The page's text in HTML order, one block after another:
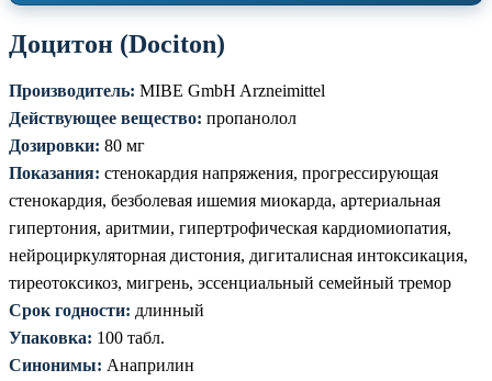
Доцитон (Dociton)
Производитель: MIBE GmbH Arzneimittel
Действующее вещество: пропанолол
Дозировки: 80 мг
Показания: стенокардия напряжения, прогрессирующая
стенокардия, безболевая ишемия миокарда, артериальная
гипертония, аритмии, гипертрофическая кардиомиопатия,
нейроциркуляторная дистония, дигиталисная интоксикация,
тиреотоксикоз, мигрень, эссенциальный семейный тремор
Срок годности: длинный
Упаковка: 100 табл.
Синонимы: Анаприлин